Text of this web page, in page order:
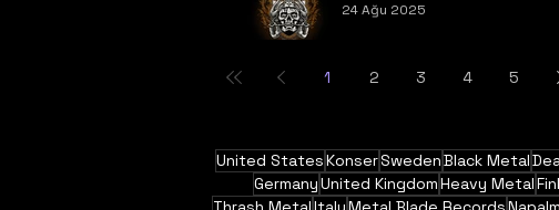
24 Ağu 2025
1 2 3 4 5
United StatesKonserSwedenBlack Metal
GermanyUnited KingdomHeavy Metal